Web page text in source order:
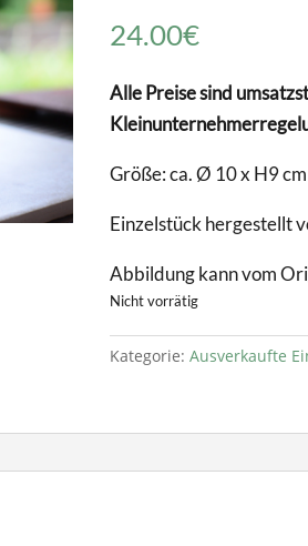
24.00€
Alle Preise sind
Größe: ca. Ø 10 x H9 cm
Einzelstück hergestellt
Abbildung kann vom
Nicht vorrätig
Kategorie: Ausverkaufte